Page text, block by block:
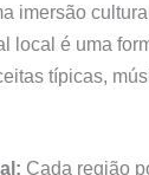
imersão
local é uma
típicas,
Cada região